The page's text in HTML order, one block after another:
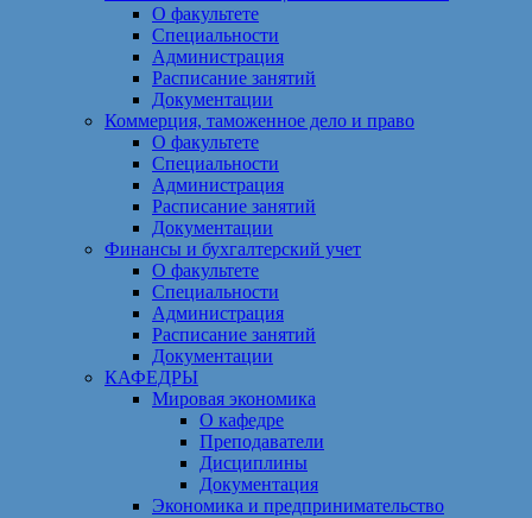
О факультете
Специальности
Администрация
Расписание занятий
Документации
Коммерция, таможенное дело и право
О факультете
Специальности
Администрация
Расписание занятий
Документации
Финансы и бухгалтерский учет
О факультете
Специальности
Администрация
Расписание занятий
Документации
КАФЕДРЫ
Мировая экономика
О кафедре
Преподаватели
Дисциплины
Документация
Экономика и предпринимательство